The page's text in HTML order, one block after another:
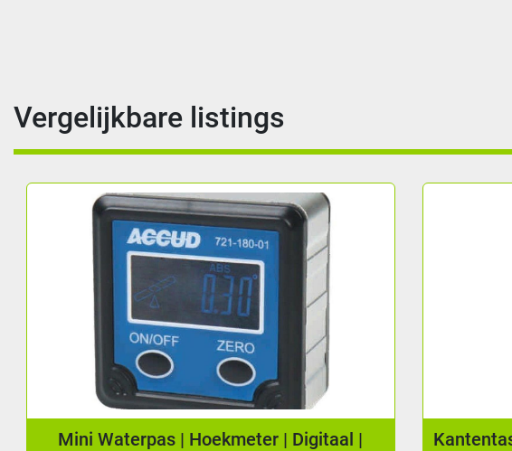
Vergelijkbare listings
Kantentaster Elektrisch met Led en geluid |